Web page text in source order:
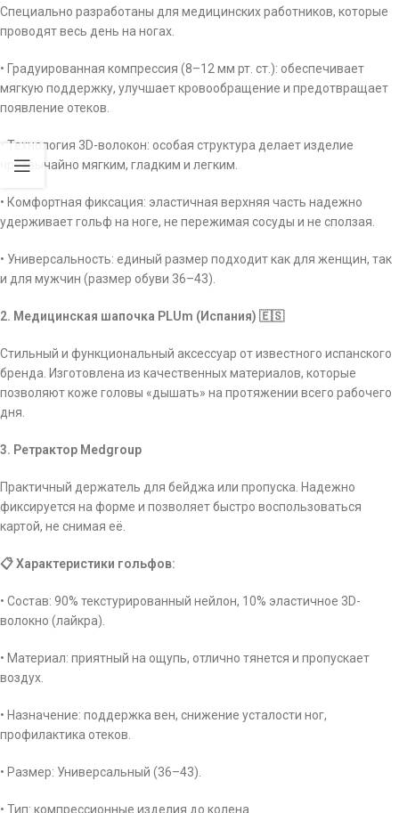
Специально разработаны для медицинских работников, которые
проводят весь день на ногах.
• Градуированная компрессия (8–12 мм рт. ст.): обеспечивает
мягкую поддержку, улучшает кровообращение и предотвращает
появление отеков.
• Технология 3D-волокон: особая структура делает изделие
чрезвычайно мягким, гладким и легким.
• Комфортная фиксация: эластичная верхняя часть надежно
удерживает гольф на ноге, не пережимая сосуды и не сползая.
• Универсальность: единый размер подходит как для женщин, так
и для мужчин (размер обуви 36–43).
2. Медицинская шапочка PLUm (Испания) 🇪🇸
Стильный и функциональный аксессуар от известного испанского
бренда. Изготовлена из качественных материалов, которые
позволяют коже головы «дышать» на протяжении всего рабочего
дня.
3. Ретрактор Medgroup
Практичный держатель для бейджа или пропуска. Надежно
фиксируется на форме и позволяет быстро воспользоваться
картой, не снимая её.
📋 Характеристики гольфов:
• Состав: 90% текстурированный нейлон, 10% эластичное 3D-
волокно (лайкра).
• Материал: приятный на ощупь, отлично тянется и пропускает
воздух.
• Назначение: поддержка вен, снижение усталости ног,
профилактика отеков.
• Размер: Универсальный (36–43).
• Тип: компрессионные изделия до колена.